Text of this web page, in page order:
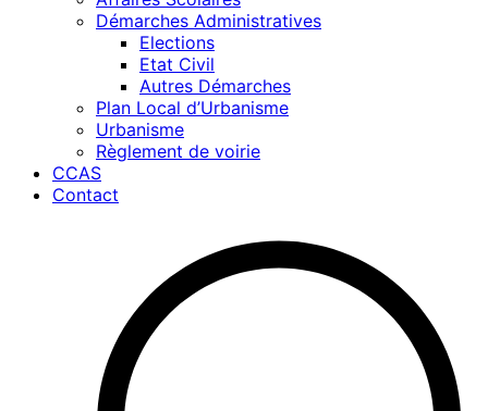
Démarches Administratives
Elections
Etat Civil
Autres Démarches
Plan Local d’Urbanisme
Urbanisme
Règlement de voirie
CCAS
Contact